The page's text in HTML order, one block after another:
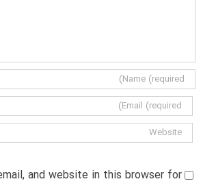
and website in this browser for